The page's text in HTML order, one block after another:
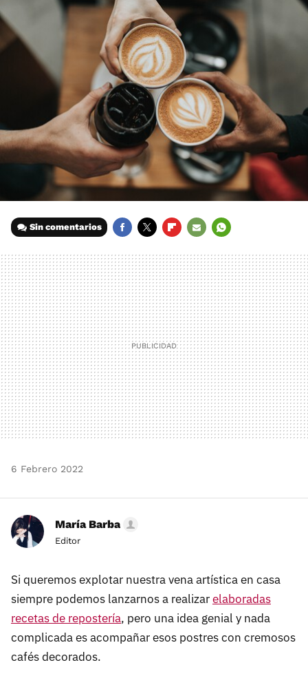
Sin comentarios
MAIL
6 Febrero 2022
María Barba
Editor
Si queremos explotar nuestra vena artística en casa
siempre podemos lanzarnos a realizarelaboradas
recetas de repostería, pero una idea genial y nada
complicada es acompañar esos postres con cremosos
cafés decorados.